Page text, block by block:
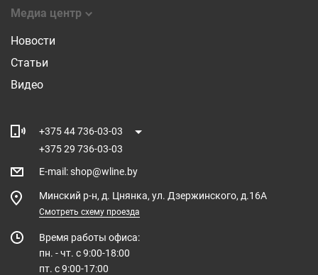
Медиа центр
Новости
Статьи
Видео
+375 44 736-03-03
+375 29 736-03-03
E-mail :shop@wline.by
Минский р-н, д. Цнянка, ул. Дзержинского, д.16А
Смотреть схему проезда
Время работы офиса:
пн. - чт. с 9:00-18:00
пт. с 9:00-17:00